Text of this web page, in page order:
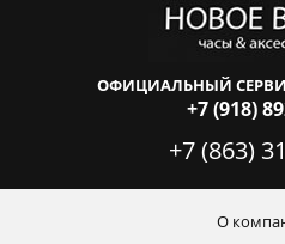
ОФИЦИАЛЬНЫЙ
+7 (918)
+7 (863)
О